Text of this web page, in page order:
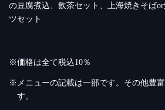
の豆腐煮込、飲茶セット、上海焼きそば
ツセット
※価格は全て税込10％
※メニューの記載は一部です。その他豊
す。